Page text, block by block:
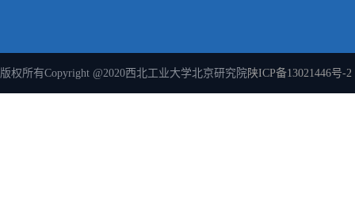
版权所有Copyright @2020西北工业大学北京研究院陕ICP备13021446号-2